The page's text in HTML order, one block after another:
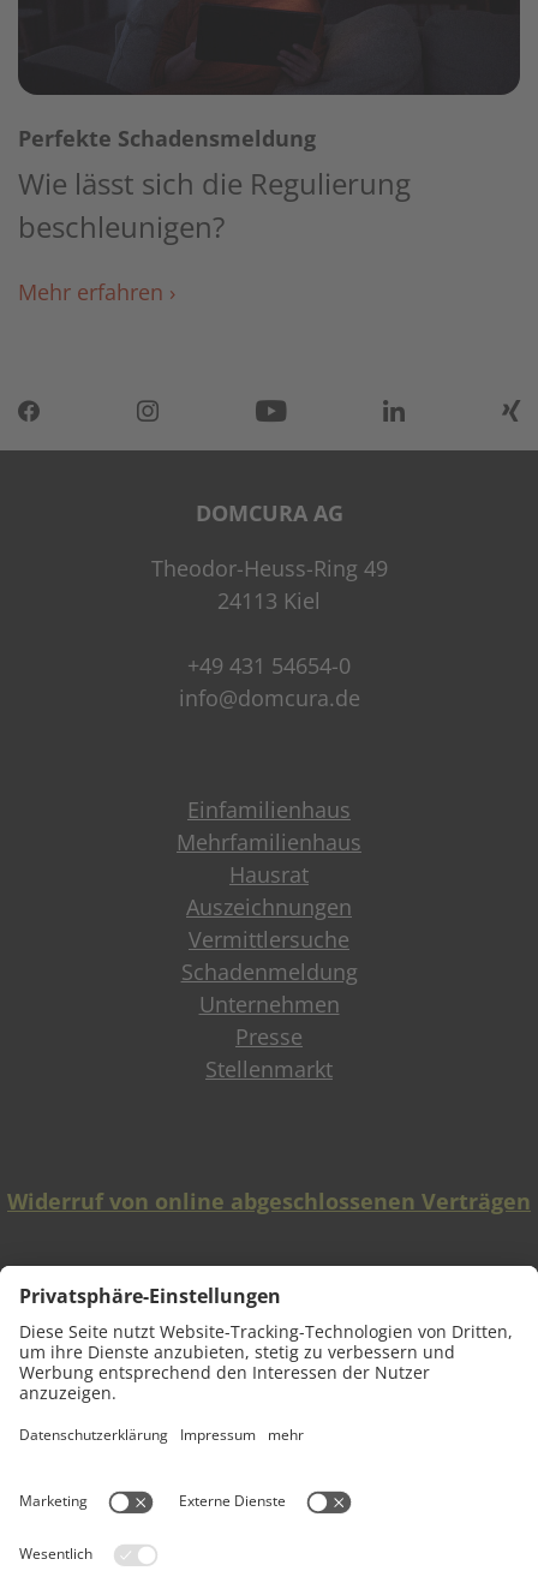
Perfekte Schadensmeldung
Wie lässt sich die Regulierung
beschleunigen?
Mehr erfahren ›
DOMCURA AG
Theodor-Heuss-Ring 49
24113 Kiel
+49 431 54654-0
info@domcura.de
Einfamilienhaus
Mehrfamilienhaus
Hausrat
Auszeichnungen
Vermittlersuche
Schadenmeldung
Unternehmen
Presse
Stellenmarkt
Widerruf von online abgeschlossenen Verträgen
Leichte Sprache
Impressum
Inhaltsverzeichnis